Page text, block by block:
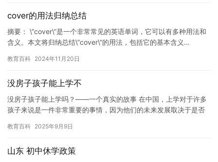
cover的用法归纳总结
摘要： \”cover\”是一个非常常见的英语单词，它可以有多种用法和
含义。本文将归纳总结\”cover\”的用法，包括它的基本含义…
教育百科 2024年11月20日
没房子孩子能上学不
没房子孩子能上学吗？——一个真实的故事 在中国，上学对于许多
孩子来说是一件非常重要的事情，因为他们的未来发展取决于是否
金来…
教育百科 2025年9月9日
山东 初中休学政策